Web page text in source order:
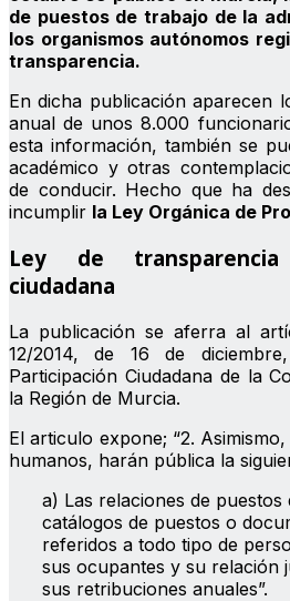
de puestos de trabajo de la
los organismos autónomos
transparencia.
En dicha publicación aparecen
anual de unos 8.000
esta información, también se
académico y otras
de conducir. Hecho que ha
incumplir la Ley Orgánica de
Ley de
ciudadana
La publicación se aferra al
12/2014, de 16 de
Participación Ciudadana de la
la Región de Murcia.
El articulo expone; “2.
humanos, harán pública la
a) Las relaciones de
catálogos de puestos o
referidos a todo tipo de
sus ocupantes y su relación
sus retribuciones anuales”.